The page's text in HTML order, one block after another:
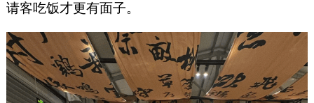
请客吃饭才更有面子。